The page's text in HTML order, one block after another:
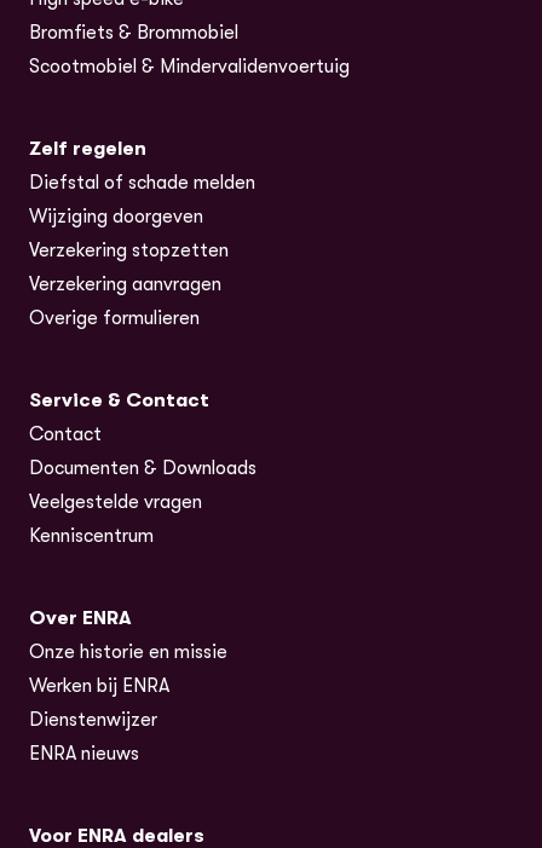
Bromfiets & Brommobiel
Scootmobiel & Mindervalidenvoertuig
Zelf regelen
Diefstal of schade melden
Wijziging doorgeven
Verzekering stopzetten
Verzekering aanvragen
Overige formulieren
Service & Contact
Contact
Documenten & Downloads
Veelgestelde vragen
Kenniscentrum
Over ENRA
Onze historie en missie
Werken bij ENRA
Dienstenwijzer
ENRA nieuws
Voor ENRA dealers